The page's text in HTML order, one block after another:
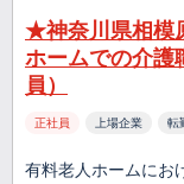
★神奈川県相模
ホームでの介護
員）
正社員 上場企業 転
有料老人ホームにお